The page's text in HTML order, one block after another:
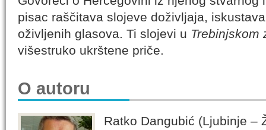
pisac raščitava slojeve doživljaja,
oživljenih glasova. Ti slojevi u Trebinjskom
višestruko ukrštene priče.
O autoru
Ratko Dangubić (Ljubinje –